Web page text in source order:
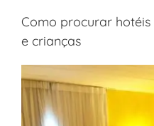
Como procurar
e crianças